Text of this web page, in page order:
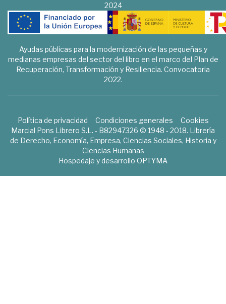
2024
Ayudas públicas para la modernización de las pequeñas y
medianas empresas del sector del libro en el marco del Plan de
Recuperación, Transformación y Resiliencia. Convocatoria
2022.
Política de privacidad Condiciones generales
Cookies
Marcial Pons Librero S.L. - B82947326 © 1948 - 2018. Librería
de Derecho, Economía, Empresa, Ciencias Sociales, Historia y
Ciencias Humanas
Hospedaje y desarrollo OPTYMA